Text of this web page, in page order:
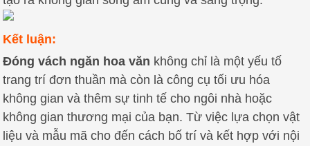
Kết luận:
Đóng vách ngăn hoa văn không chỉ là một yếu tố
trang trí đơn thuần mà còn là công cụ tối ưu hóa
không gian và thêm sự tinh tế cho ngôi nhà hoặc
không gian thương mại của bạn. Từ việc lựa chọn vật
liệu và mẫu mã cho đến cách bố trí và kết hợp với nội